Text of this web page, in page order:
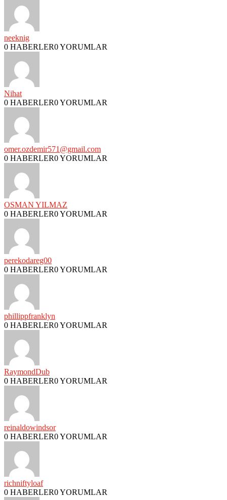
neeknig
0 HABERLER0 YORUMLAR
Nihat
0 HABERLER0 YORUMLAR
omer.ozdemir571@gmail.com
0 HABERLER0 YORUMLAR
OSMAN YILMAZ
0 HABERLER0 YORUMLAR
perekodareg00
0 HABERLER0 YORUMLAR
phillippfranklyn
0 HABERLER0 YORUMLAR
RaymondDub
0 HABERLER0 YORUMLAR
reinaldowindsor
0 HABERLER0 YORUMLAR
richniftyloaf
0 HABERLER0 YORUMLAR